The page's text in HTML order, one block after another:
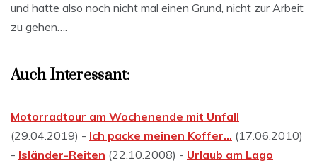
und hatte also noch nicht mal einen Grund, nicht zur Arbeit
zu gehen….
Auch Interessant:
Motorradtour am Wochenende mit Unfall
(29.04.2019) - Ich packe meinen Koffer… (17.06.2010)
- Isländer-Reiten (22.10.2008) - Urlaub am Lago